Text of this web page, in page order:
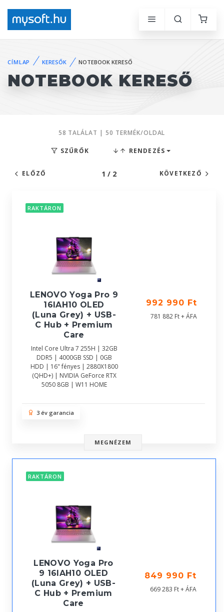
CÍMLAP KERESŐK NOTEBOOK KERESŐ
NOTEBOOK KERESŐ
58 TALÁLAT | 50 TERMÉK/OLDAL
SZŰRŐK RENDEZÉS
ELŐZŐ 1 / 2 KÖVETKEZŐ
RAKTÁRON
LENOVO Yoga Pro 9
16IAH10 OLED
(Luna Grey) + USB-
C Hub + Premium
Care
Intel Core Ultra 7 255H | 32GB
DDR5 | 4000GB SSD | 0GB
HDD | 16" fényes | 2880X1800
(QHD+) | NVIDIA GeForce RTX
5050 8GB | W11 HOME
992 990 Ft
781 882 Ft + ÁFA
3 év garancia
MEGNÉZEM
RAKTÁRON
LENOVO Yoga Pro
9 16IAH10 OLED
(Luna Grey) + USB-
C Hub + Premium
Care
849 990 Ft
669 283 Ft + ÁFA